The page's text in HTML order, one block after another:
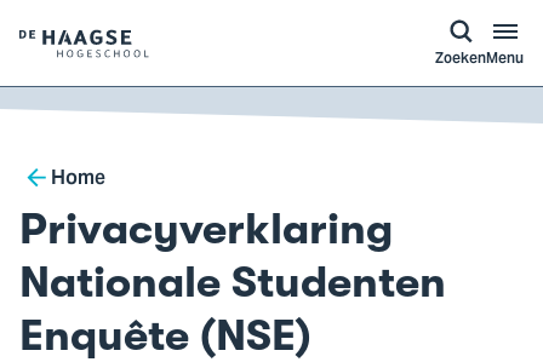
Logo
van
De
Hogeschool,
ga
naar
de
homepagina
ZoekenMenu
Breadcrumb
Home
Privacyverklaring
Nationale Studenten
Enquête (NSE)